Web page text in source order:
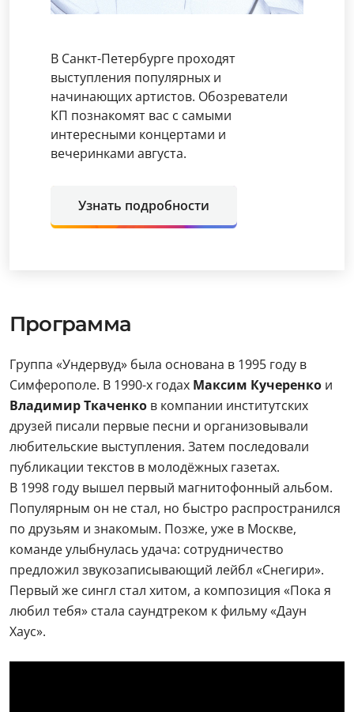
В Санкт-Петербурге проходят
выступления популярных и
начинающих артистов. Обозреватели
КП познакомят вас с самыми
интересными концертами и
вечеринками августа.
Узнать подробности
Программа
Группа «Ундервуд» была основана в 1995 году в
Симферополе. В 1990-х годах Максим Кучеренко и
Владимир Ткаченко в компании институтских
друзей писали первые песни и организовывали
любительские выступления. Затем последовали
публикации текстов в молодёжных газетах.
В 1998 году вышел первый магнитофонный альбом.
Популярным он не стал, но быстро распространился
по друзьям и знакомым. Позже, уже в Москве,
команде улыбнулась удача: сотрудничество
предложил звукозаписывающий лейбл «Снегири».
Первый же сингл стал хитом, а композиция «Пока я
любил тебя» стала саундтреком к фильму «Даун
Хаус».